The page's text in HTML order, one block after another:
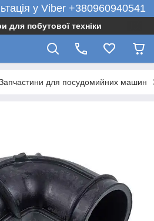
у Viber +380960940541
для побутової техніки
для посудомийних машин